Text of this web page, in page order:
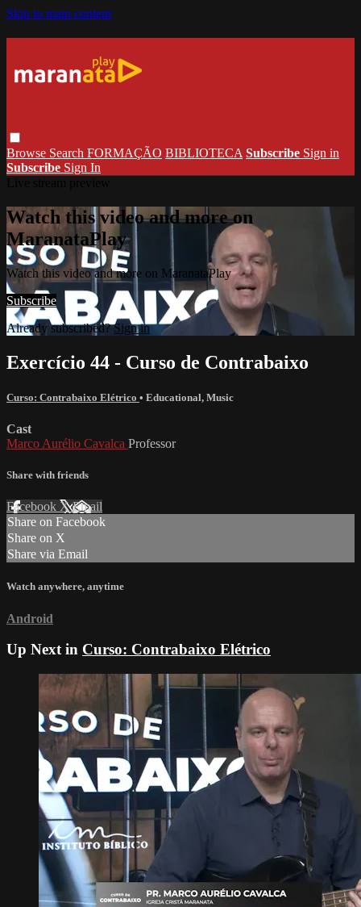
Skip to main content
Browse Search FORMAÇÃO BIBLIOTECA Subscribe Sign in
Subscribe Sign In
Watch this video and more on
MaranataPlay
Watch this video and more on MaranataPlay
Subscribe
Already subscribed?Sign in
Exercício 44 - Curso de Contrabaixo
Curso: Contrabaixo Elétrico • Educational, Music
Cast
Marco Aurélio Cavalca Professor
Share with friends
Facebook XEmail
Share on Facebook
Share on X
Share via Email
Watch anywhere, anytime
Android
Up Next in Curso: Contrabaixo Elétrico